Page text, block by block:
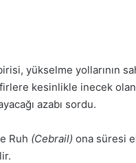
yükselme yollarının
kesinlikle inecek
azabı sordu.
Ruh (Cebrail) ona süresi